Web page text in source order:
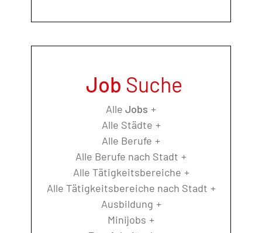
Job Suche
Alle Jobs
Alle Städte
Alle Berufe
Alle Berufe nach Stadt
Alle Tätigkeitsbereiche
Alle Tätigkeitsbereiche nach Stadt
Ausbildung
Minijobs